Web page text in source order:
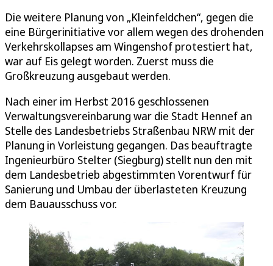
Die weitere Planung von „Kleinfeldchen“, gegen die
eine Bürgerinitiative vor allem wegen des drohenden
Verkehrskollapses am Wingenshof protestiert hat,
war auf Eis gelegt worden. Zuerst muss die
Großkreuzung ausgebaut werden.
Nach einer im Herbst 2016 geschlossenen
Verwaltungsvereinbarung war die Stadt Hennef an
Stelle des Landesbetriebs Straßenbau NRW mit der
Planung in Vorleistung gegangen. Das beauftragte
Ingenieurbüro Stelter (Siegburg) stellt nun den mit
dem Landesbetrieb abgestimmten Vorentwurf für
Sanierung und Umbau der überlasteten Kreuzung
dem Bauausschuss vor.